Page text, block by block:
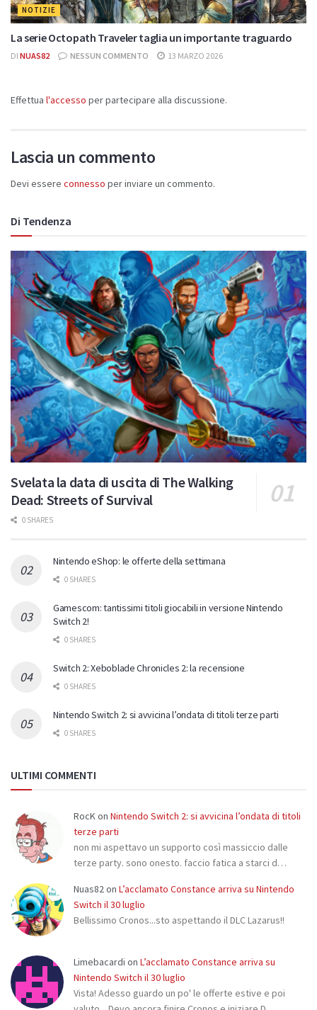
NOTIZIE
La serie Octopath Traveler taglia un importante traguardo
DI NUAS82 NESSUN COMMENTO 13 MARZO 2026
Effettua l'accesso per partecipare alla discussione.
Lascia un commento
Devi essere connesso per inviare un commento.
Di Tendenza
Svelata la data di uscita di The Walking
Dead: Streets of Survival
0 SHARES
Nintendo eShop: le offerte della settimana
0 SHARES
Gamescom: tantissimi titoli giocabili in versione Nintendo
Switch 2!
0 SHARES
Switch 2: Xeboblade Chronicles 2: la recensione
0 SHARES
Nintendo Switch 2: si avvicina l’ondata di titoli terze parti
0 SHARES
ULTIMI COMMENTI
RocKon Nintendo Switch 2: si avvicina l’ondata di titoli
terze parti
non mi aspettavo un supporto così massiccio dalle
terze party. sono onesto. faccio fatica a starci d…
Nuas82on L’acclamato Constance arriva su Nintendo
Switch il 30 luglio
Bellissimo Cronos...sto aspettando il DLC Lazarus!!
Limebacardi on L’acclamato Constance arriva su
Nintendo Switch il 30 luglio
Vista! Adesso guardo un po' le offerte estive e poi